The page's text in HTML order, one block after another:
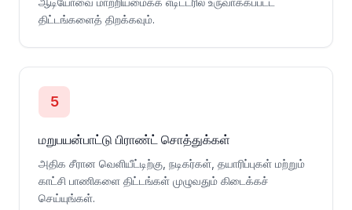
திட்டங்களைத் திறக்கவும்.
5
மறுபயன்பாட்டு பிராண்ட் சொத்துக்கள்
அதிக சீரான வெளியீட்டிற்கு, நடிகர்கள், தயாரிப்புகள் மற்றும்
காட்சி பாணிகளை திட்டங்கள் முழுவதும் கிடைக்கச்
செய்யுங்கள்.